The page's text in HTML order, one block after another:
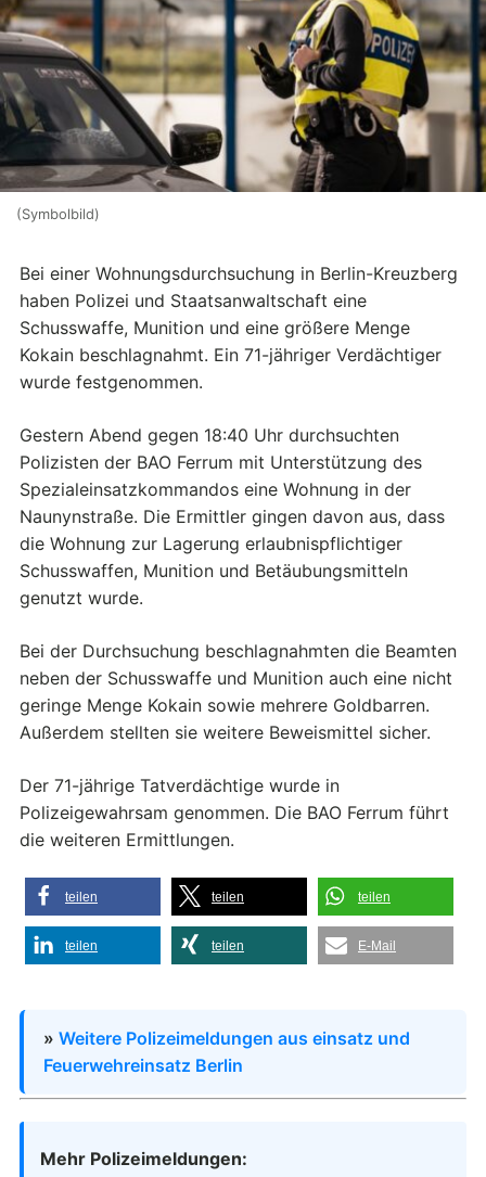
(Symbolbild)
Bei einer Wohnungsdurchsuchung in Berlin-Kreuzberg
haben Polizei und Staatsanwaltschaft eine
Schusswaffe, Munition und eine größere Menge
Kokain beschlagnahmt. Ein 71-jähriger Verdächtiger
wurde festgenommen.
Gestern Abend gegen 18:40 Uhr durchsuchten
Polizisten der BAO Ferrum mit Unterstützung des
Spezialeinsatzkommandos eine Wohnung in der
Naunynstraße. Die Ermittler gingen davon aus, dass
die Wohnung zur Lagerung erlaubnispflichtiger
Schusswaffen, Munition und Betäubungsmitteln
genutzt wurde.
Bei der Durchsuchung beschlagnahmten die Beamten
neben der Schusswaffe und Munition auch eine nicht
geringe Menge Kokain sowie mehrere Goldbarren.
Außerdem stellten sie weitere Beweismittel sicher.
Der 71-jährige Tatverdächtige wurde in
Polizeigewahrsam genommen. Die BAO Ferrum führt
die weiteren Ermittlungen.
teilen teilen teilen
teilen teilen E-Mail
» Weitere Polizeimeldungen aus einsatz und
Feuerwehreinsatz Berlin
Mehr Polizeimeldungen: